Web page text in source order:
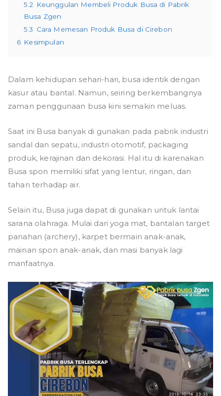
5.2
Keunggulan Membeli Produk Busa di Pabrik
Busa Zgen
5.3 Cara Memesan Produk Busa di Cirebon
6 Kesimpulan
Dalam kehidupan sehari-hari, busa identik dengan
kasur atau bantal. Namun, seiring berkembangnya
zaman penggunaan busa kini semakin meluas.
Saat ini Busa banyak di gunakan pada pabrik industri
sandal dan sepatu, industri otomotif, packaging
produk, kerajinan dan dekorasi. Hal itu di karenakan
Busa spon memiliki sifat yang lentur, ringan, dan
tahan terhadap air.
Selain itu, Busa juga dapat di gunakan untuk lantai
sarana olahraga. Mulai dari yoga mat, bantalan target
panahan (archery), karpet bermain anak-anak,
mainan spon anak-anak, dan masi banyak lagi
manfaatnya.